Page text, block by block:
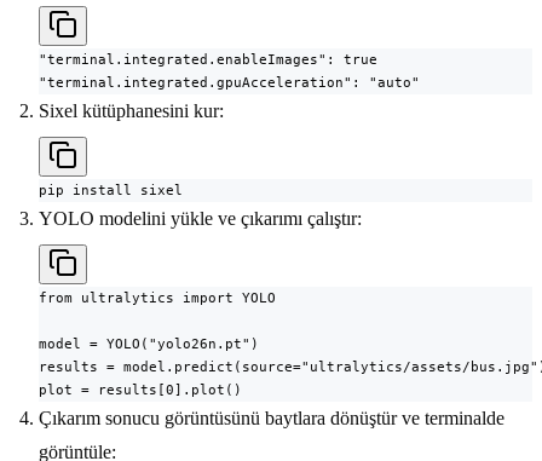
"terminal.integrated.enableImages": true
"terminal.integrated.gpuAcceleration": "auto"
Sixel kütüphanesini kur:
pip install sixel
YOLO modelini yükle ve çıkarımı çalıştır:
from ultralytics import YOLO
model = YOLO("yolo26n.pt")
results = model.predict(source="ultralytics/assets/
plot = results[0].plot()
Çıkarım sonucu görüntüsünü baytlara dönüştür ve terminalde
görüntüle: